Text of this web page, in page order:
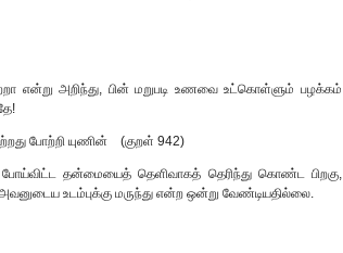
என்று அறிந்து, பின் மறுபடி உணவை உட்கொள்ளும் பழக்கம்
போற்றி யுணின் (குறள் 942)
தன்மையைத் தெளிவாகத் தெரிந்து கொண்ட பிறகு,
உடம்புக்கு மருந்து என்ற ஒன்று வேண்டியதில்லை.